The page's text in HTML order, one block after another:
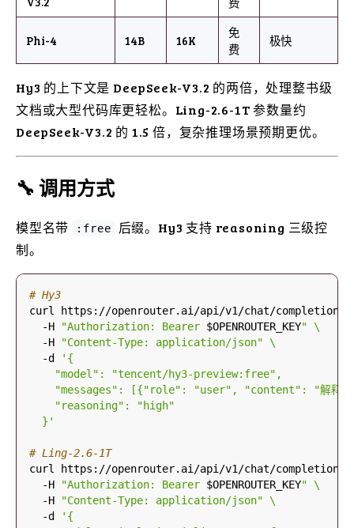
Phi-4 14B 16K
免
费
极快
Hy3 的上下文是 DeepSeek-V3.2 的两倍，处理整书级
文档或大型代码库更轻松。Ling-2.6-1T 参数量约
DeepSeek-V3.2 的 1.5 倍，复杂推理场景预期更优。
🔧 调用方式
模型名带 :free
后缀。Hy3 支持 reasoning 三级控
制。
# Hy3
curl https://openrouter.ai/api/v1/chat/completions
  -H
"Authorization: Bearer $OPENROUTER_KEY"
  -H
"Content-Type: application/json"
  -d
  }'
# Ling-2.6-1T
curl https://openrouter.ai/api/v1/chat/completions
  -H
"Authorization: Bearer $OPENROUTER_KEY"
  -H
"Content-Type: application/json"
  -d